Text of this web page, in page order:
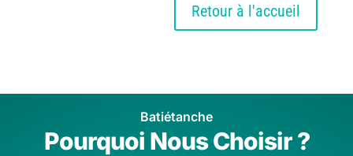
Retour à l'accueil
Batiétanche
Pourquoi Nous Choisir ?